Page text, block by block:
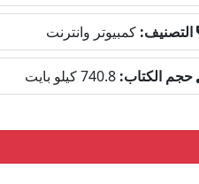
التصنيف: كمبيوتر وانترنت
حجم الكتاب: 740.8 كيلو بايت